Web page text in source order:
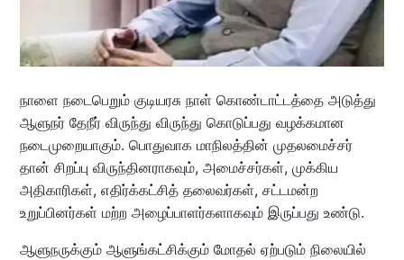
நாளை நடைபெறும் குடியரசு நாள் கொண்டாட்டத்தை அடுத்து
ஆளுநர் தேநீர் விருந்து விருந்து கொடுப்பது வழக்கமான
நடைமுறையாகும். பொதுவாக மாநிலத்தின் முதலமைச்சர்
தான் சிறப்பு விருந்தினராகவும், அமைச்சர்கள், முக்கிய
அதிகாரிகள், எதிர்க்கட்சித் தலைவர்கள், சட்டமன்ற
உறுப்பினர்கள் மற்ற அழைப்பாளர்களாகவும் இருப்பது உண்டு.
ஆளுநருக்கும் ஆளுங்கட்சிக்கும் மோதல் ஏற்படும் நிலையில்